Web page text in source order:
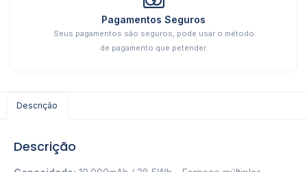
Pagamentos Seguros
Seus pagamentos são seguros, pode usar o método
de pagamento que petender.
Descrição
Descrição